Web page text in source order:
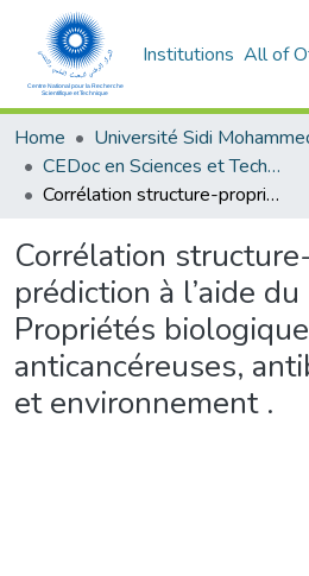
Institutions All of
Home
CEDoc en Sciences et Techniques et Sciences Médicales (CED - STSM)
Corrélation structure-propriétés et prédiction à l’aide du QSAR. Propriétés biologiques (activités anticancéreuses, antibactériennes) et environnement .
Corrélation
prédiction à l’aide
Propriétés
anticancéreuses,
et environnement .